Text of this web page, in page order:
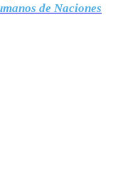
de Naciones